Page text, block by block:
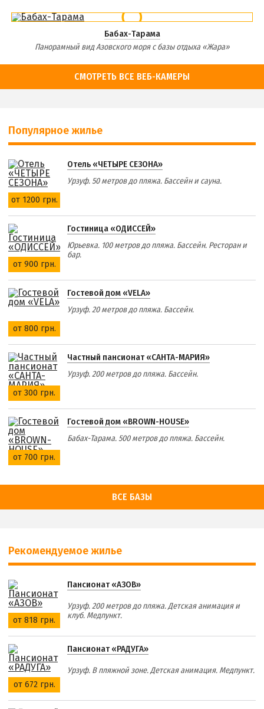
Бабах-Тарама
Панорамный вид Азовского моря с базы отдыха «Жара»
СМОТРЕТЬ ВСЕ ВЕБ-КАМЕРЫ
Популярное жилье
от 1200 грн.
Отель «ЧЕТЫРЕ СЕЗОНА»
Урзуф. 50 метров до пляжа. Бассейн и сауна.
от 900 грн.
Гостиница «ОДИССЕЙ»
Юрьевка. 100 метров до пляжа. Бассейн. Ресторан и
бар.
от 800 грн.
Гостевой дом «VELA»
Урзуф. 20 метров до пляжа. Бассейн.
от 300 грн.
Частный пансионат «САНТА-МАРИЯ»
Урзуф. 200 метров до пляжа. Бассейн.
от 700 грн.
Гостевой дом «BROWN-HOUSE»
Бабах-Тарама. 500 метров до пляжа. Бассейн.
ВСЕ БАЗЫ
Рекомендуемое жилье
от 818 грн.
Пансионат «АЗОВ»
Урзуф. 200 метров до пляжа. Детская анимация и
клуб. Медпункт.
от 672 грн.
Пансионат «РАДУГА»
Урзуф. В пляжной зоне. Детская анимация. Медпункт.